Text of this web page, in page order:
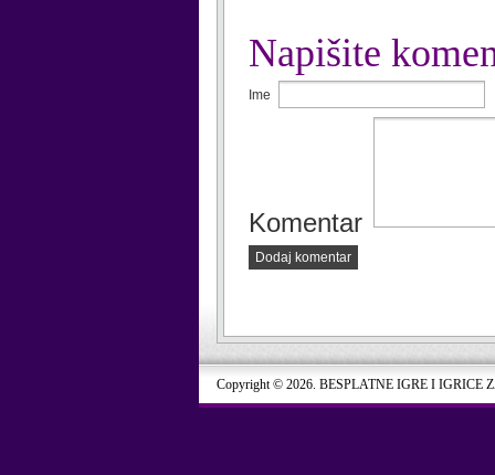
Napišite
Ime
Komentar
Dodaj komentar
Copyright © 2026. BESPLATNE IGRE I IGRICE